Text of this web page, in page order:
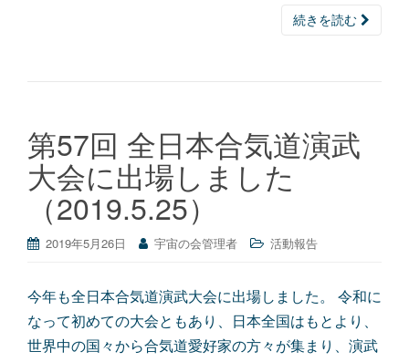
続きを読む
第57回 全日本合気道演武
大会に出場しました
（2019.5.25）
2019年5月26日 宇宙の会管理者 活動報告
今年も全日本合気道演武大会に出場しました。 令和に
なって初めての大会ともあり、日本全国はもとより、
世界中の国々から合気道愛好家の方々が集まり、演武